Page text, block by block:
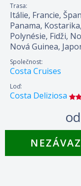
Trasa:
Itálie, Francie,
Panama,
Polynésie, Fidži,
Nová Guinea,
Společnost:
Costa Cruises
Loď:
Costa Deliziosa
od